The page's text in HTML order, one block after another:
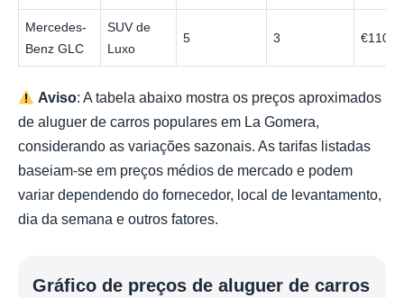
Mercedes-
Benz GLC
SUV de
Luxo
5 3 €110
Aviso: A tabela abaixo mostra os preços aproximados
de aluguer de carros populares em La Gomera,
considerando as variações sazonais. As tarifas listadas
baseiam-se em preços médios de mercado e podem
variar dependendo do fornecedor, local de levantamento,
dia da semana e outros fatores.
Gráfico de preços de aluguer de carros